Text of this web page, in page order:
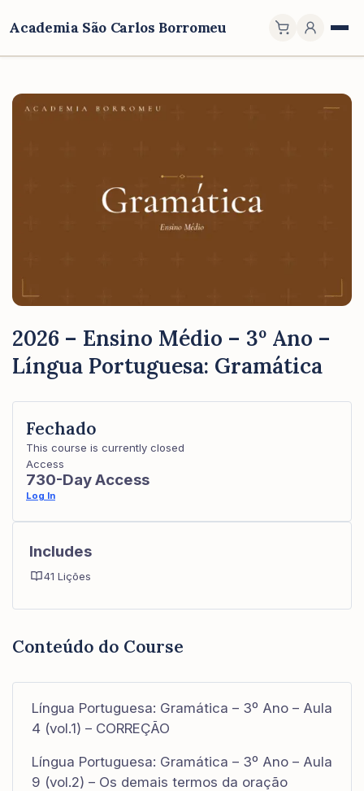
Academia São Carlos Borromeu
2026 – Ensino Médio – 3º Ano –
Língua Portuguesa: Gramática
Conteúdo do Course
Língua Portuguesa: Gramática – 3º Ano – Aula
4 (vol.1) – CORREÇÃO
Língua Portuguesa: Gramática – 3º Ano – Aula
9 (vol.2) – Os demais termos da oração
Fechado
This course is currently closed
Access
730-Day Access
Log In
Includes
41 Lições